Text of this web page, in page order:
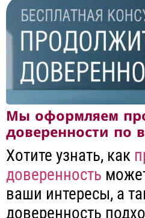
Мы оформляем
доверенности по
Хотите узнать, как
доверенность
ваши интересы, а
доверенность